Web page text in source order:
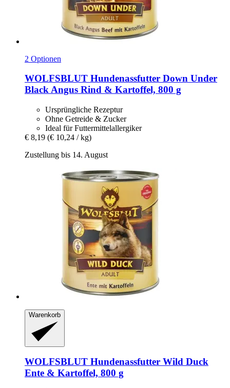
2 Optionen
WOLFSBLUT Hundenassfutter Down Under
Black Angus Rind & Kartoffel, 800 g
Ursprüngliche Rezeptur
Ohne Getreide & Zucker
Ideal für Futtermittelallergiker
€ 8,19 (€ 10,24 / kg)
Zustellung bis 14. August
Warenkorb
WOLFSBLUT Hundenassfutter Wild Duck
Ente & Kartoffel, 800 g